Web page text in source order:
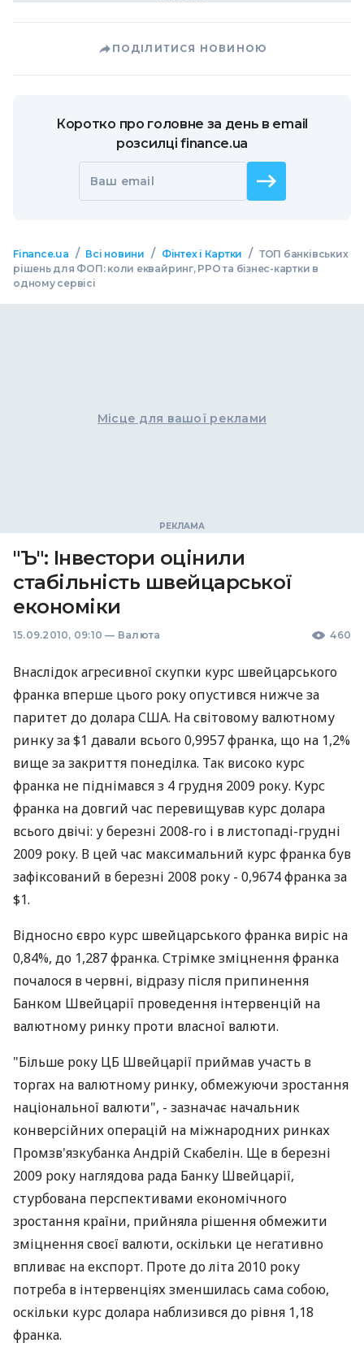
ПОДІЛИТИСЯ НОВИНОЮ
Коротко про головне за день в email
розсилці finance.ua
Ваш email
Finance.ua / Всі новини / Фінтех і Картки / ТОП банківських
рішень для ФОП: коли еквайринг, РРО та бізнес-картки в
одному сервісі
Місце для вашої реклами
"Ъ": Інвестори оцінили
стабільність швейцарської
економіки
15.09.2010, 09:10 — Валюта 460
Внаслідок агресивної скупки курс швейцарського
франка вперше цього року опустився нижче за
паритет до долара США. На світовому валютному
ринку за $1 давали всього 0,9957 франка, що на 1,2%
вище за закриття понеділка. Так високо курс
франка не піднімався з 4 грудня 2009 року. Курс
франка на довгий час перевищував курс долара
всього двічі: у березні 2008-го і в листопаді-грудні
2009 року. В цей час максимальний курс франка був
зафіксований в березні 2008 року - 0,9674 франка за
$1.
Відносно євро курс швейцарського франка виріс на
0,84%, до 1,287 франка. Стрімке зміцнення франка
почалося в червні, відразу після припинення
Банком Швейцарії проведення інтервенцій на
валютному ринку проти власної валюти.
"Більше року ЦБ Швейцарії приймав участь в
торгах на валютному ринку, обмежуючи зростання
національної валюти", - зазначає начальник
конверсійних операцій на міжнародних ринках
Промзв'язкубанка Андрій Скабелін. Ще в березні
2009 року наглядова рада Банку Швейцарії,
стурбована перспективами економічного
зростання країни, прийняла рішення обмежити
зміцнення своєї валюти, оскільки це негативно
впливає на експорт. Проте до літа 2010 року
потреба в інтервенціях зменшилась сама собою,
оскільки курс долара наблизився до рівня 1,18
франка.